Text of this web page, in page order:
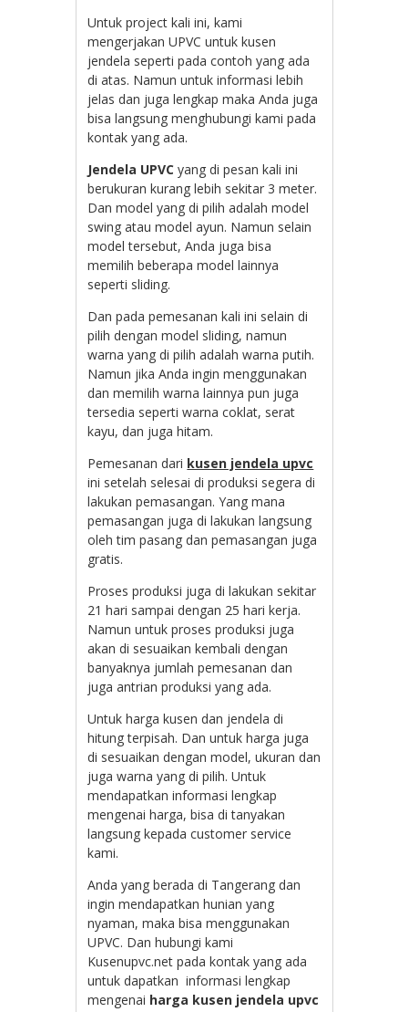
Untuk project kali ini, kami
mengerjakan UPVC untuk kusen
jendela seperti pada contoh yang ada
di atas. Namun untuk informasi lebih
jelas dan juga lengkap maka Anda juga
bisa langsung menghubungi kami pada
kontak yang ada.
Jendela UPVC yang di pesan kali ini
berukuran kurang lebih sekitar 3 meter.
Dan model yang di pilih adalah model
swing atau model ayun. Namun selain
model tersebut, Anda juga bisa
memilih beberapa model lainnya
seperti sliding.
Dan pada pemesanan kali ini selain di
pilih dengan model sliding, namun
warna yang di pilih adalah warna putih.
Namun jika Anda ingin menggunakan
dan memilih warna lainnya pun juga
tersedia seperti warna coklat, serat
kayu, dan juga hitam.
Pemesanan dari kusen jendela upvc
ini setelah selesai di produksi segera di
lakukan pemasangan. Yang mana
pemasangan juga di lakukan langsung
oleh tim pasang dan pemasangan juga
gratis.
Proses produksi juga di lakukan sekitar
21 hari sampai dengan 25 hari kerja.
Namun untuk proses produksi juga
akan di sesuaikan kembali dengan
banyaknya jumlah pemesanan dan
juga antrian produksi yang ada.
Untuk harga kusen dan jendela di
hitung terpisah. Dan untuk harga juga
di sesuaikan dengan model, ukuran dan
juga warna yang di pilih. Untuk
mendapatkan informasi lengkap
mengenai harga, bisa di tanyakan
langsung kepada customer service
kami.
Anda yang berada di Tangerang dan
ingin mendapatkan hunian yang
nyaman, maka bisa menggunakan
UPVC. Dan hubungi kami
Kusenupvc.net pada kontak yang ada
untuk dapatkan informasi lengkap
mengenai harga kusen jendela upvc